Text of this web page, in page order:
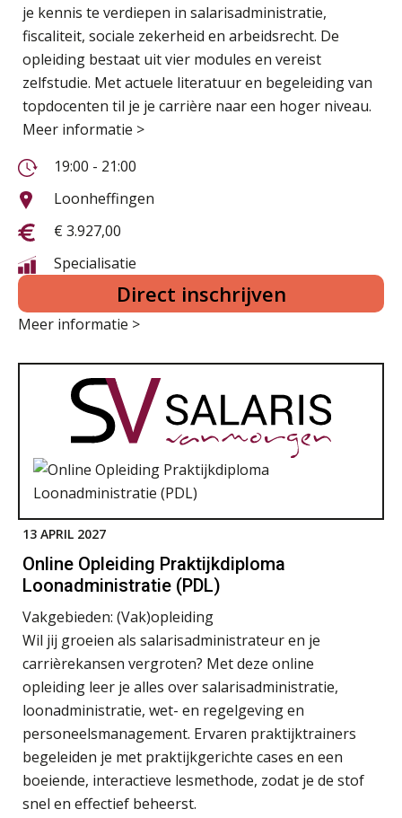
je kennis te verdiepen in salarisadministratie,
fiscaliteit, sociale zekerheid en arbeidsrecht. De
opleiding bestaat uit vier modules en vereist
zelfstudie. Met actuele literatuur en begeleiding van
topdocenten til je je carrière naar een hoger niveau.
Meer informatie >
19:00 - 21:00
Loonheffingen
€ 3.927,00
Specialisatie
Direct inschrijven
Meer informatie >
13 APRIL 2027
Online Opleiding Praktijkdiploma
Loonadministratie (PDL)
Vakgebieden: (Vak)opleiding
Wil jij groeien als salarisadministrateur en je
carrièrekansen vergroten? Met deze online
opleiding leer je alles over salarisadministratie,
loonadministratie, wet- en regelgeving en
personeelsmanagement. Ervaren praktijktrainers
begeleiden je met praktijkgerichte cases en een
boeiende, interactieve lesmethode, zodat je de stof
snel en effectief beheerst.